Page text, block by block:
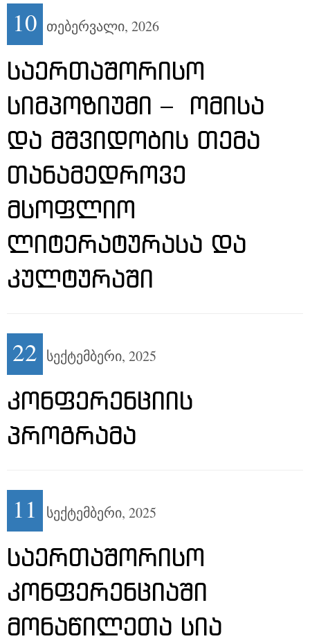
10 თებერვალი, 2026
ᲡᲐᲔᲠᲗᲐᲨᲝᲠᲘᲡᲝ
ᲡᲘᲛᲞᲝᲖᲘᲣᲛᲘ – ᲝᲛᲘᲡᲐ
ᲓᲐ ᲛᲨᲕᲘᲓᲝᲑᲘᲡ ᲗᲔᲛᲐ
ᲗᲐᲜᲐᲛᲔᲓᲠᲝᲕᲔ
ᲛᲡᲝᲤᲚᲘᲝ
ᲚᲘᲢᲔᲠᲐᲢᲣᲠᲐᲡᲐ ᲓᲐ
ᲙᲣᲚᲢᲣᲠᲐᲨᲘ
22 სექტემბერი, 2025
ᲙᲝᲜᲤᲔᲠᲔᲜᲪᲘᲘᲡ
ᲞᲠᲝᲒᲠᲐᲛᲐ
11 სექტემბერი, 2025
ᲡᲐᲔᲠᲗᲐᲨᲝᲠᲘᲡᲝ
ᲙᲝᲜᲤᲔᲠᲔᲜᲪᲘᲐᲨᲘ
ᲛᲝᲜᲐᲬᲘᲚᲔᲗᲐ ᲡᲘᲐ